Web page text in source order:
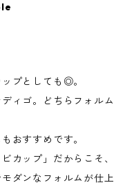
プとしても◎。
ィゴ。どちらフォルム
おすすめです。
カップ」だからこそ、
ダンなフォルムが仕上